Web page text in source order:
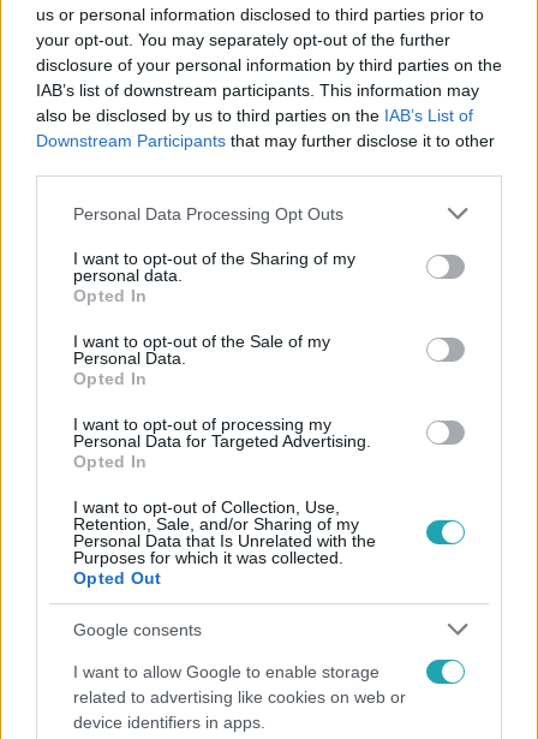
us or personal information disclosed to third parties prior to
your opt-out. You may separately opt-out of the further
disclosure of your personal information by third parties on the
IAB’s list of downstream participants. This information may
also be disclosed by us to third parties on the IAB’s List of
Downstream Participants that may further disclose it to other
Please note that this website/app uses one or more Google
not limited to your visit or usage behaviour. You may click to
grant or deny consent to Google and its third-party tags to
use your data for below specified purposes in below Google
consent section.
Personal Data Processing Opt Outs
I want to opt-out of the Sharing of my
personal data.
Opted In
I want to opt-out of the Sale of my
Personal Data.
Opted In
I want to opt-out of processing my
Personal Data for Targeted Advertising.
Opted In
I want to opt-out of Collection, Use,
Retention, Sale, and/or Sharing of my
Personal Data that Is Unrelated with the
Purposes for which it was collected.
Opted Out
Google consents
I want to allow Google to enable storage
related to advertising like cookies on web or
device identifiers in apps.
#BULVÁR #MAGYAR SZTÁROK #RTL HÍRESSÉGEK
MAGYAR CELEBEK # KONCERT
#SÍRÁS #KÖNNYEK #KÖZÖNSÉG #RAJONGÓ
Népszerű
Reggeli